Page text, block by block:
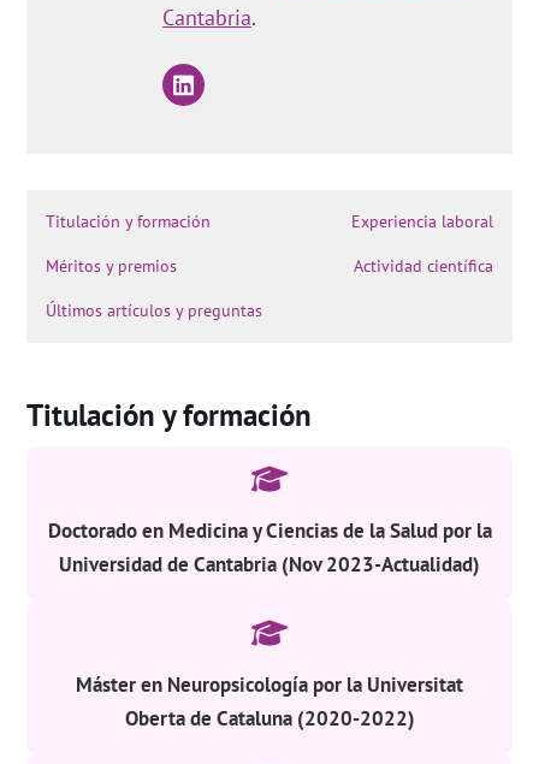
Cantabria.
Titulación y formación Experiencia laboral
Méritos y premios Actividad científica
Últimos artículos y preguntas
Titulación y formación
Doctorado en Medicina y Ciencias de la Salud por la
Universidad de Cantabria (Nov 2023-Actualidad)
Máster en Neuropsicología por la Universitat
Oberta de Cataluna (2020-2022)